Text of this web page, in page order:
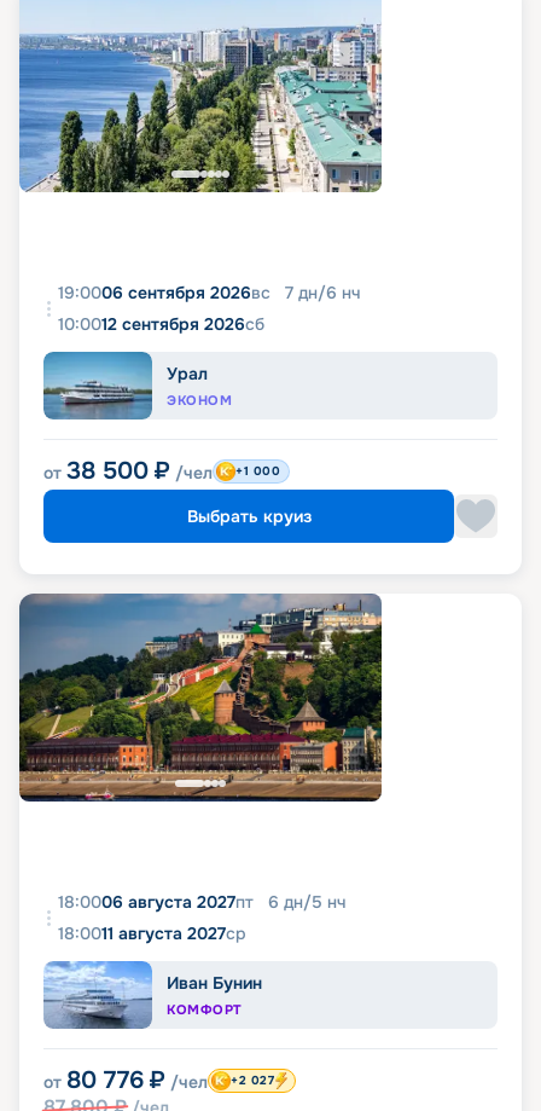
19:0006 сентября 2026вс 7 дн/6 нч
10:0012 сентября 2026сб
Урал
ЭКОНОМ
от 38 500 ₽ /чел +1 000
Выбрать круиз
18:0006 августа 2027пт 6 дн/5 нч
18:0011 августа 2027ср
Иван Бунин
КОМФОРТ
от 80 776 ₽ /чел +2 027